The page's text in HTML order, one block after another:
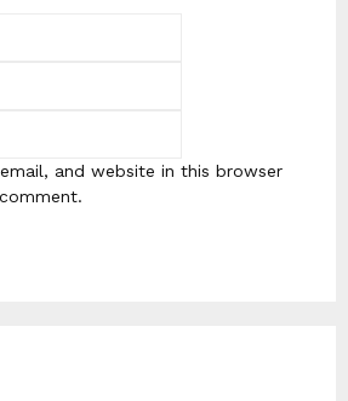
and website in this browser